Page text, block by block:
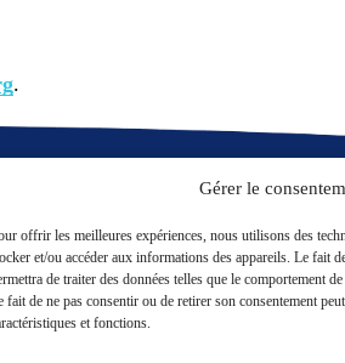
Gérer le
offrir les meilleures expériences, nous utilisons des
et/ou accéder aux informations des appareils. Le fait
de traiter des données telles que le comportement
fait de ne pas consentir ou de retirer son consentement
et fonctions.
.
Nous contacter